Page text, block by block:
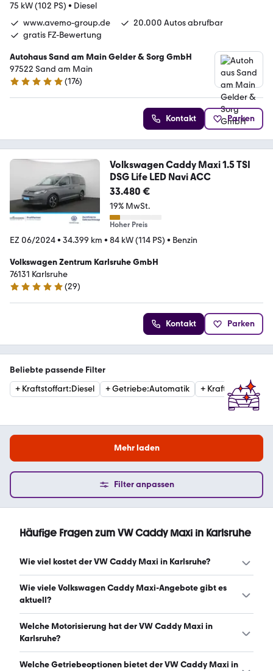
75 kW (102 PS) • Diesel
www.avemo-group.de
20.000 Autos abrufbar
gratis FZ-Bewertung
Autohaus Sand am Main Gelder & Sorg GmbH
97522 Sand am Main
4.8 Sterne
(176)
Kontakt Parken
Volkswagen Caddy Maxi 1.5 TSI
DSG Life LED Navi ACC
33.480 €
19% MwSt.
Hoher Preis
EZ 06/2024• 34.399 km • 84 kW (114 PS) • Benzin
Volkswagen Zentrum Karlsruhe GmbH
76131 Karlsruhe
5 Sterne
(29)
Kontakt Parken
Beliebte passende Filter
+ Kraftstoffart:Diesel +Getriebe:Automatik + Kraftstoffart:
Mehr laden
Filter anpassen
Häufige Fragen zum VW Caddy Maxi in Karlsruhe
Wie viel kostet der VW Caddy Maxi in Karlsruhe?
Ein guter Preis für einen VW Caddy Maxi in Karlsruhe liegt
zwischen 23.232 € und 40.357 €. Leasingangebote
Wie viele Volkswagen Caddy Maxi-Angebote gibt es
aktuell?
Es gibt insgesamt 46 Volkswagen Caddy Maxi bei
mobile.de, davon 41 Gebraucht- und 5 Neuwagen.
Welche Motorisierung hat der VW Caddy Maxi in
Karlsruhe?
Der VW Caddy Maxi in Karlsruhe hat Leistungen zwischen
Welche Getriebeoptionen bietet der VW Caddy Maxi in